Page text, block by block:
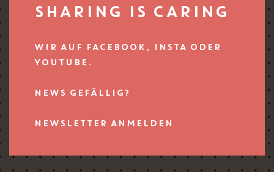
SHARING IS CARING
WIR AUF FACEBOOK, INSTA ODER
YOUTUBE.
NEWS GEFÄLLIG?
NEWSLETTER ANMELDEN